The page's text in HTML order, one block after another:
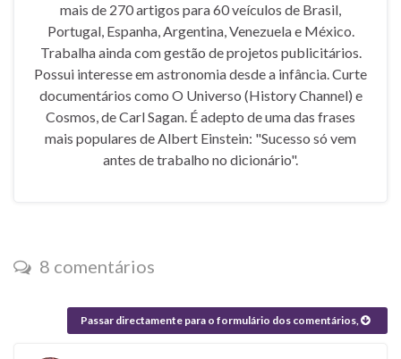
mais de 270 artigos para 60 veículos de Brasil,
Portugal, Espanha, Argentina, Venezuela e México.
Trabalha ainda com gestão de projetos publicitários.
Possui interesse em astronomia desde a infância. Curte
documentários como O Universo (History Channel) e
Cosmos, de Carl Sagan. É adepto de uma das frases
mais populares de Albert Einstein: "Sucesso só vem
antes de trabalho no dicionário".
8 comentários
Passar directamente para o formulário dos comentários,